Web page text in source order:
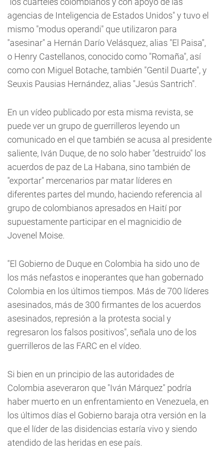
agencias de Inteligencia de Estados Unidos" y tuvo el
mismo "modus operandi" que utilizaron para
"asesinar" a Hernán Darío Velásquez, alias "El Paisa",
o Henry Castellanos, conocido como "Romaña", así
como con Miguel Botache, también "Gentil Duarte", y
Seuxis Pausias Hernández, alias "Jesús Santrich".
En un vídeo publicado por esta misma revista, se
puede ver un grupo de guerrilleros leyendo un
comunicado en el que también se acusa al presidente
saliente, Iván Duque, de no solo haber "destruido" los
acuerdos de paz de La Habana, sino también de
"exportar" mercenarios par matar líderes en
diferentes partes del mundo, haciendo referencia al
grupo de colombianos apresados en Haití por
supuestamente participar en el magnicidio de
Jovenel Moise.
"El Gobierno de Duque en Colombia ha sido uno de
los más nefastos e inoperantes que han gobernado
Colombia en los últimos tiempos. Más de 700 líderes
asesinados, más de 300 firmantes de los acuerdos
asesinados, represión a la protesta social y
regresaron los falsos positivos", señala uno de los
guerrilleros de las FARC en el vídeo.
Si bien en un principio de las autoridades de
Colombia aseveraron que "Iván Márquez" podría
haber muerto en un enfrentamiento en Venezuela, en
los últimos días el Gobierno baraja otra versión en la
que el líder de las disidencias estaría vivo y siendo
atendido de las heridas en ese país.